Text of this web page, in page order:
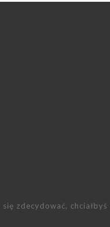
się zdecydować,